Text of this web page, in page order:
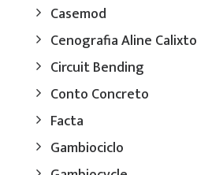
Casemod
Cenografia Aline Calixto
Circuit Bending
Conto Concreto
Facta
Gambiociclo